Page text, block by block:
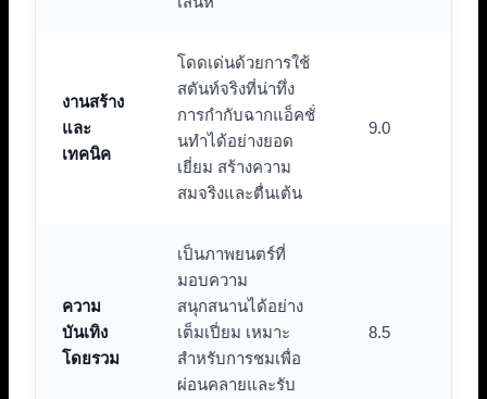
งานสร้าง
และ
เทคนิค
โดดเด่นด้วยการใช้
สตันท์จริงที่น่าทึ่ง
การกำกับฉากแอ็คชั่
นทำได้อย่างยอด
เยี่ยม สร้างความ
สมจริงและตื่นเต้น
9.0
ความ
บันเทิง
โดยรวม
เป็นภาพยนตร์ที่
มอบความ
สนุกสนานได้อย่าง
เต็มเปี่ยม เหมาะ
สำหรับการชมเพื่อ
ผ่อนคลายและรับ
8.5